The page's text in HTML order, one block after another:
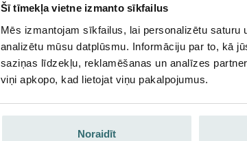
Šī tīmekļa vietne izmanto sīkfailus
Mēs izmantojam sīkfailus, lai personalizētu
analizētu mūsu datplūsmu. Informāciju par to, kā
saziņas līdzekļu, reklamēšanas un analīzes
viņi apkopo, kad lietojat viņu pakalpojumus.
Noraidīt
Iegūstiet savu produktu
Abonējieties un pasūtiet
tikai privātiem klientiem)